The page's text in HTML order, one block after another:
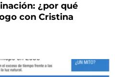
¿por qué
con Cristina